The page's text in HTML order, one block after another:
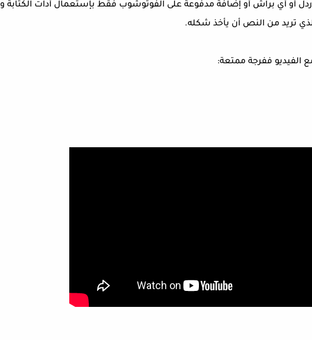
أو أي براش أو إضافة مدفوعة على الفوتوشوب فقط بإستعمال أدات الكتابة و
تريد من النص أن يأخذ شكله.
الفيديو ففرجة ممتعة: